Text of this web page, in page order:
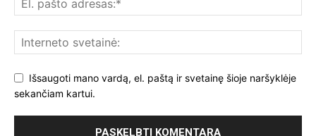
Išsaugoti mano vardą, el. paštą ir svetainę šioje naršyklėje
sekančiam kartui.